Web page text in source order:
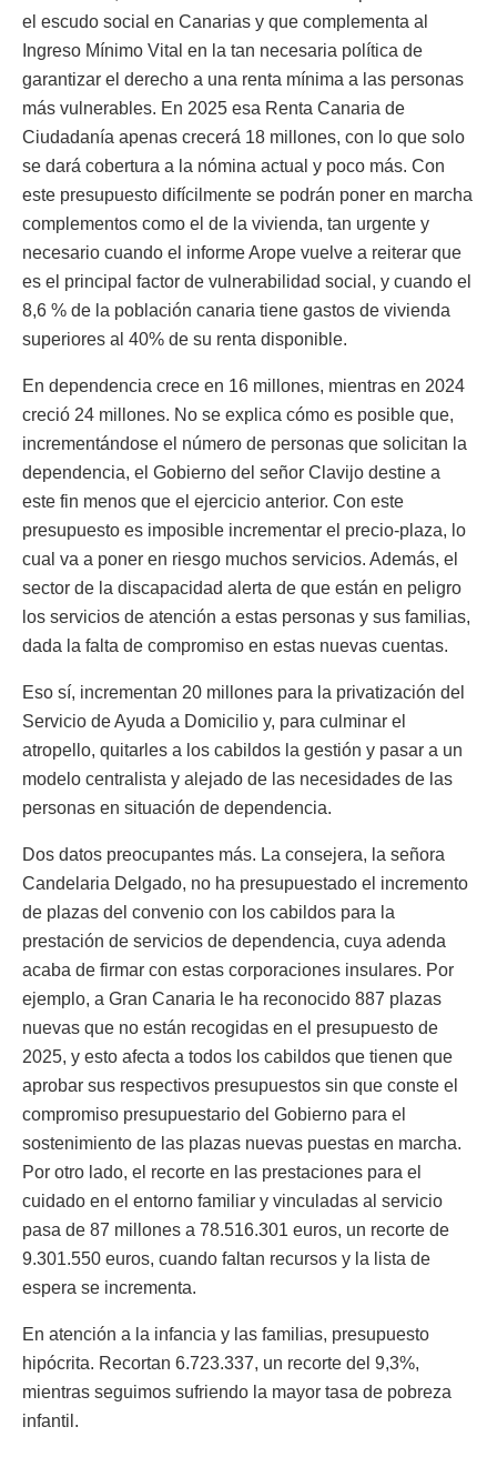
el escudo social en Canarias y que complementa al
Ingreso Mínimo Vital en la tan necesaria política de
garantizar el derecho a una renta mínima a las personas
más vulnerables. En 2025 esa Renta Canaria de
Ciudadanía apenas crecerá 18 millones, con lo que solo
se dará cobertura a la nómina actual y poco más. Con
este presupuesto difícilmente se podrán poner en marcha
complementos como el de la vivienda, tan urgente y
necesario cuando el informe Arope vuelve a reiterar que
es el principal factor de vulnerabilidad social, y cuando el
8,6 % de la población canaria tiene gastos de vivienda
superiores al 40% de su renta disponible.
En dependencia crece en 16 millones, mientras en 2024
creció 24 millones. No se explica cómo es posible que,
incrementándose el número de personas que solicitan la
dependencia, el Gobierno del señor Clavijo destine a
este fin menos que el ejercicio anterior. Con este
presupuesto es imposible incrementar el precio-plaza, lo
cual va a poner en riesgo muchos servicios. Además, el
sector de la discapacidad alerta de que están en peligro
los servicios de atención a estas personas y sus familias,
dada la falta de compromiso en estas nuevas cuentas.
Eso sí, incrementan 20 millones para la privatización del
Servicio de Ayuda a Domicilio y, para culminar el
atropello, quitarles a los cabildos la gestión y pasar a un
modelo centralista y alejado de las necesidades de las
personas en situación de dependencia.
Dos datos preocupantes más. La consejera, la señora
Candelaria Delgado, no ha presupuestado el incremento
de plazas del convenio con los cabildos para la
prestación de servicios de dependencia, cuya adenda
acaba de firmar con estas corporaciones insulares. Por
ejemplo, a Gran Canaria le ha reconocido 887 plazas
nuevas que no están recogidas en el presupuesto de
2025, y esto afecta a todos los cabildos que tienen que
aprobar sus respectivos presupuestos sin que conste el
compromiso presupuestario del Gobierno para el
sostenimiento de las plazas nuevas puestas en marcha.
Por otro lado, el recorte en las prestaciones para el
cuidado en el entorno familiar y vinculadas al servicio
pasa de 87 millones a 78.516.301 euros, un recorte de
9.301.550 euros, cuando faltan recursos y la lista de
espera se incrementa.
En atención a la infancia y las familias, presupuesto
hipócrita. Recortan 6.723.337, un recorte del 9,3%,
mientras seguimos sufriendo la mayor tasa de pobreza
infantil.